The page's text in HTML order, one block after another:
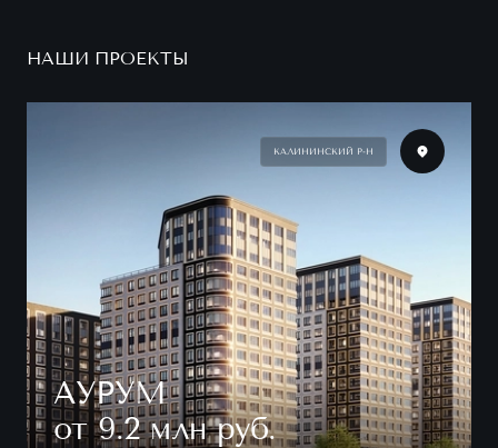
НАШИ ПРОЕКТЫ
КАЛИНИНСКИЙ Р-Н
АУРУМ
от 9.2 млн руб.